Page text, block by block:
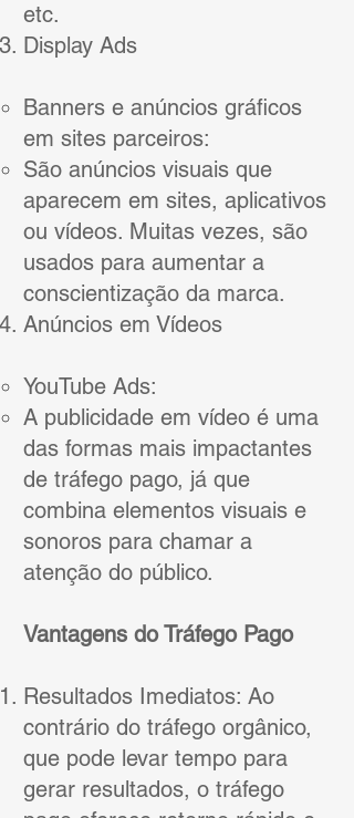
etc.
Display Ads
Banners e anúncios gráficos
em sites parceiros:
São anúncios visuais que
aparecem em sites, aplicativos
ou vídeos. Muitas vezes, são
usados para aumentar a
conscientização da marca.
Anúncios em Vídeos
YouTube Ads:
A publicidade em vídeo é uma
das formas mais impactantes
de tráfego pago, já que
combina elementos visuais e
sonoros para chamar a
atenção do público.
Vantagens do Tráfego Pago
Resultados Imediatos: Ao
contrário do tráfego orgânico,
que pode levar tempo para
gerar resultados, o tráfego